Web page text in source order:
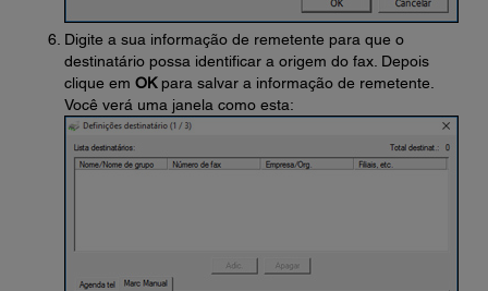
Digite a sua informação de remetente para que o
destinatário possa identificar a origem do fax. Depois
clique em OKpara salvar a informação de remetente.
Você verá uma janela como esta: